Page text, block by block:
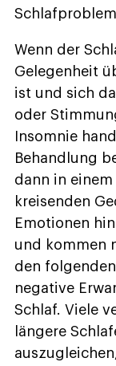
Wenn der
Gelegenheit
ist und sich
oder
Insomnie
Behandlung
dann in
kreisenden
Emotionen
und kommen
den
negative
Schlaf. Viele
längere